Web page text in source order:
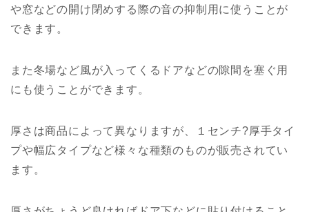
や窓などの開け閉めする際の音の抑制用に使うことが
できます。
また冬場など風が入ってくるドアなどの隙間を塞ぐ用
にも使うことができます。
厚さは商品によって異なりますが、１センチ?厚手タイ
プや幅広タイプなど様々な種類のものが販売されてい
ます。